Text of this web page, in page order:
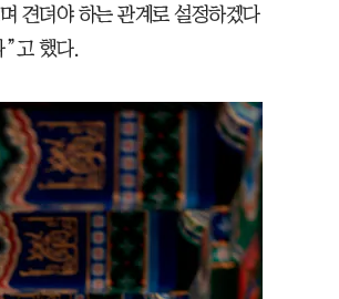
견뎌야 하는 관계로 설정하겠다
”고 했다.